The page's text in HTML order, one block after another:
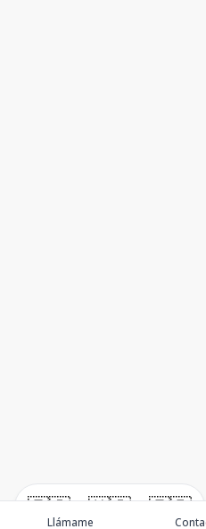
🇪🇸 🇺🇸 🇫🇷
Llámame